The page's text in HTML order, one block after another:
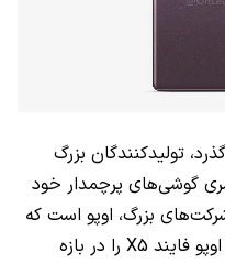
تولیدکنندگان بزرگ
گوشی‌های پرچمدار خود
شرکت‌های بزرگ، اوپو است که
فایند X5 را در بازه